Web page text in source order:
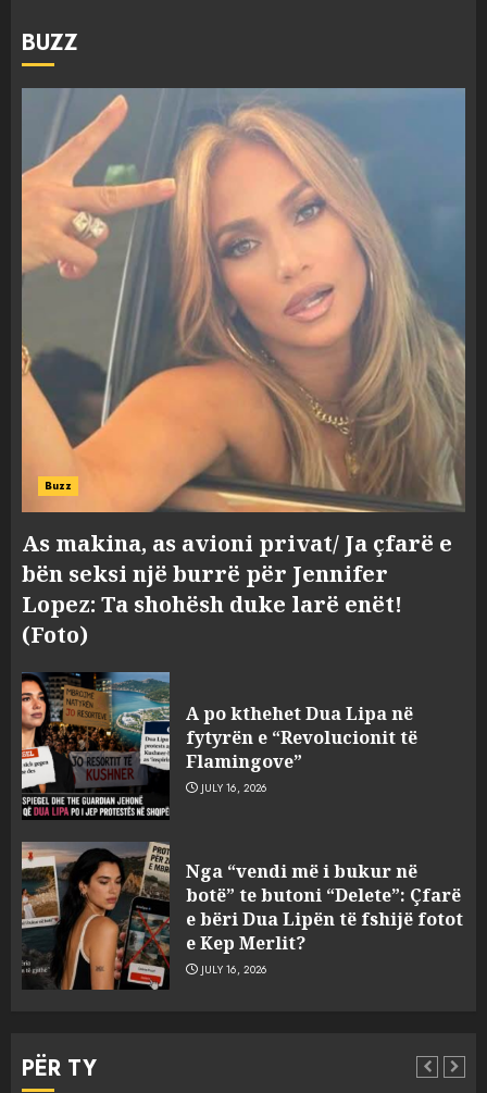
BUZZ
Buzz
As makina, as avioni privat/ Ja çfarë e
bën seksi një burrë për Jennifer
Lopez: Ta shohësh duke larë enët!
(Foto)
A po kthehet Dua Lipa në
fytyrën e “Revolucionit të
Flamingove”
JULY 16, 2026
Nga “vendi më i bukur në
botë” te butoni “Delete”: Çfarë
e bëri Dua Lipën të fshijë fotot
e Kep Merlit?
JULY 16, 2026
PËR TY
3
pas fundosjes anija e rrallë
gjermane e Luftës së Dytë
Botërore
AUGUST 6, 2026
ekstradimin e Ermal Beqirit